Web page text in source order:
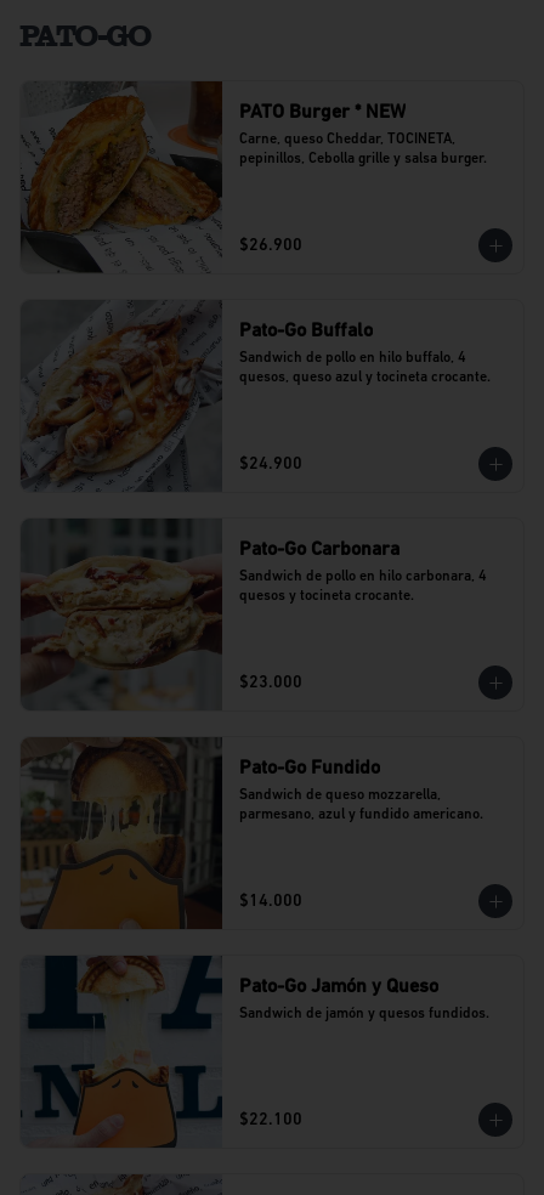
PATO-GO
PATO Burger * NEW
Carne, queso Cheddar, TOCINETA,
pepinillos, Cebolla grille y salsa burger.
$26.900
Pato-Go Buffalo
Sandwich de pollo en hilo buffalo, 4
quesos, queso azul y tocineta crocante.
$24.900
Pato-Go Carbonara
Sandwich de pollo en hilo carbonara, 4
quesos y tocineta crocante.
$23.000
Pato-Go Fundido
Sandwich de queso mozzarella,
parmesano, azul y fundido americano.
$14.000
Pato-Go Jamón y Queso
Sandwich de jamón y quesos fundidos.
$22.100